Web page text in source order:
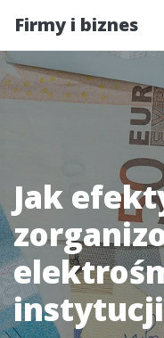
Firmy i biznes
Jak